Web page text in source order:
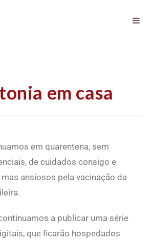
em casa
em quarentena, sem
de cuidados consigo e
ansiosos pela vacinação da
a publicar uma série
que ficarão hospedados